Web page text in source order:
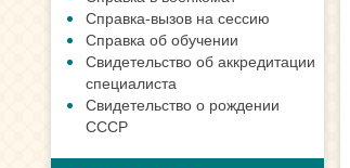
Справка-вызов на сессию
Справка об обучении
Свидетельство об аккредитации
специалиста
Свидетельство о рождении
СССР